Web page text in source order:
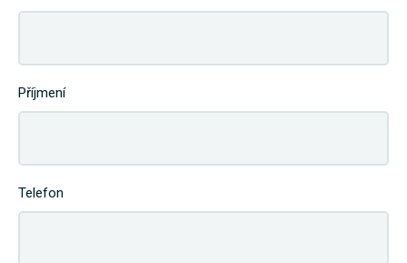
Příjmení
Telefon